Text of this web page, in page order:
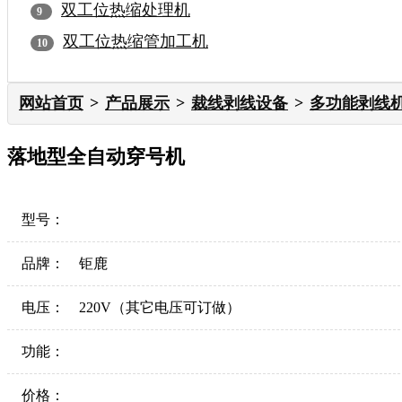
双工位热缩处理机
双工位热缩管加工机
网站首页 产品展示 裁线剥线设备 多功能剥线
落地型全自动穿号机
型号：
品牌： 钜鹿
电压： 220V（其它电压可订做）
功能：
价格：